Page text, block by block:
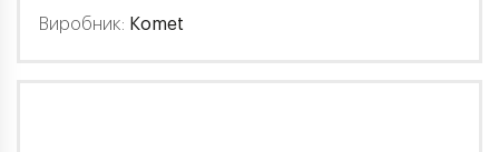
Виробник: Komet